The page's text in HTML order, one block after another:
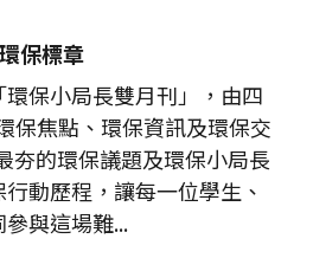
保標章
保小局長雙月刊」，由四
保焦點、環保資訊及環保交
夯的環保議題及環保小局長
動歷程，讓每一位學生、
與這場難...